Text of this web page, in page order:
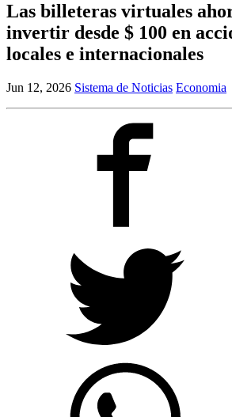
Las billeteras virtuales
invertir desde $ 100 en
locales e internacionales
Jun 12, 2026 Sistema de Noticias Economia